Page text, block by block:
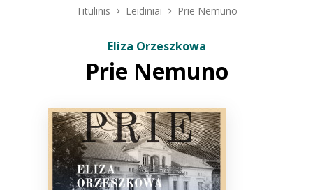
ELVIS atvyksta
Naujienos
Bibliotekoms
Titulinis Leidiniai Prie Nemuno
Eliza Orzeszkowa
Prie Nemuno